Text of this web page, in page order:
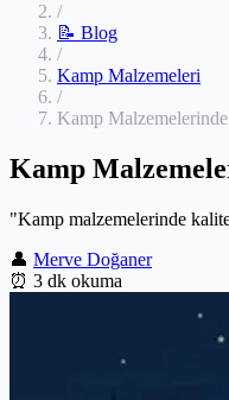
/
📝 Blog
/
Kamp Malzemeleri
/
Kamp
Kamp
"Kamp malzemelerinde
👤 Merve Doğaner
⏰ 3 dk okuma